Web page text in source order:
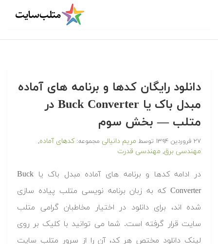
دانلود رایگان کدها و برنامه های آماده
مبدل باک یا Buck Converter در
متلب‬‬ — بخش سوم
۲۷ فروردین ۱۳۹۴ توسط مریم دانیالی مجموعه:کدهای آماده,
مهندسی برق, مهندسی قدرت
‫در ادامه کدها و برنامه های آماده مبدل باک یا Buck
Converter که به زبان برنامه نویسی متلب پیاده سازی
شده اند، برای دانلود در اختیار مخاطبان گرامی متلب
سایت قرار گرفته است. شما می توانید با کلیک بر روی
لینک دانلود مختص هر کد، آن را از سرور متلب سایت